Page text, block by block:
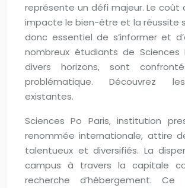
représente un défi majeur. Le coût
impacte le bien-être et la réussite
donc essentiel de s’informer et
nombreux étudiants de Sciences
divers horizons, sont
problématique. Découvrez
existantes.
Sciences Po Paris, institution
renommée internationale, attire
talentueux et diversifiés. La
campus à travers la capitale
recherche d’hébergement. Ce